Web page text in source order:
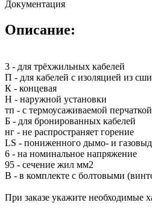
Документация
Описание:
3 - для трёхжильных кабелей
П - для кабелей с изоляцией из
К - концевая
Н - наружной установки
тп - с термоусаживаемой перчаткой
Б - для бронированных кабелей
нг - не распространяет горение
LS - пониженного дымо- и
6 - на номинальное напряжение
95 - сечение жил мм2
В - в комплекте с болтовыми
При заказе укажите необходимые